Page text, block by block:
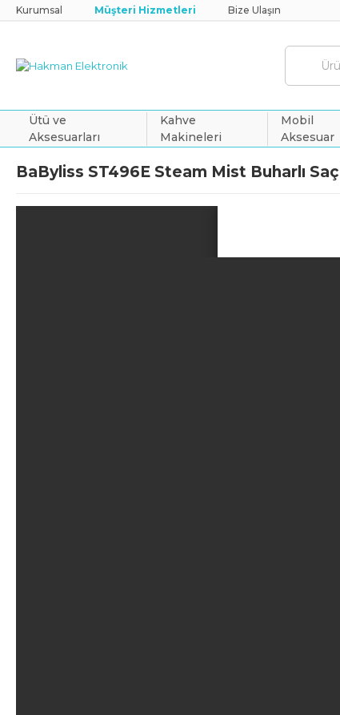
Kurumsal Müşteri Hizmetleri Bize Ulaşın
Ütü ve
Aksesuarları
Kahve
Makineleri
Mobil
Aksesuar
BaByliss ST496E Steam Mist Buharlı